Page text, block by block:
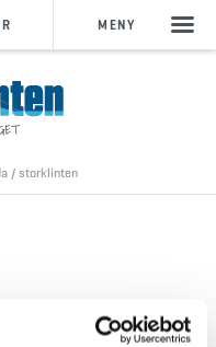
40 000
MENY
/ storklinten